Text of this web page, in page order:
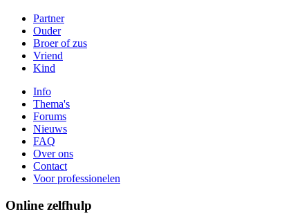
Partner
Ouder
Broer of zus
Vriend
Kind
Info
Thema's
Forums
Nieuws
FAQ
Over ons
Contact
Voor professionelen
Online zelfhulp